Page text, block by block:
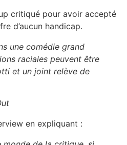
critiqué pour avoir accepté
d’aucun handicap.
une comédie grand
raciales peuvent être
et un joint relève de
en expliquant :